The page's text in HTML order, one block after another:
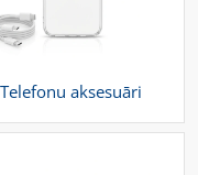
Telefonu aksesuāri